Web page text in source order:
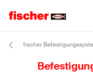
fischer